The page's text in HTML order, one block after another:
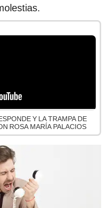
Y LA TRAMPA DE
ROSA MARÍA PALACIOS